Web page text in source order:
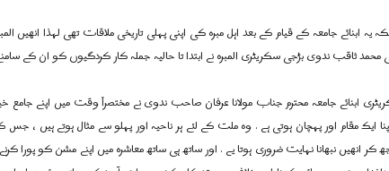
یہ ابنائے جامعہ کے قیام کے بعد اہل مبرہ کی اپنی پہلی تاریخی ملاقات تھی لہذا انھیں
محمد ثاقب ندوی بڑجی سکریٹری المبرہ نے ابتدا تا حالیہ جملہ کار کردگیوں کو ان کے
ابنائے جامعہ محترم جناب مولانا عرفان صاحب ندوی نے مختصراً وقت میں اپنے جامع
ایک مقام اور پہچان ہوتی ہے . وہ ملت کے لئے ہر ناحیہ اور پہلو سے مثال ہوتے ہیں ، جس
کر انھیں نبھانا نہایت ضروری ہوتا یے . اور ساتھ ہی ساتھ معاشرہ میں اپنے مشن کو پورا